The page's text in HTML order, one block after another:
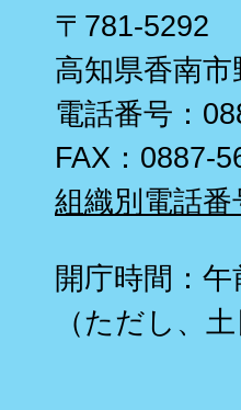
〒781-5292
高知県香南
電話番号：
FAX：0887-
組織別電話番
開庁時間：
（ただし、